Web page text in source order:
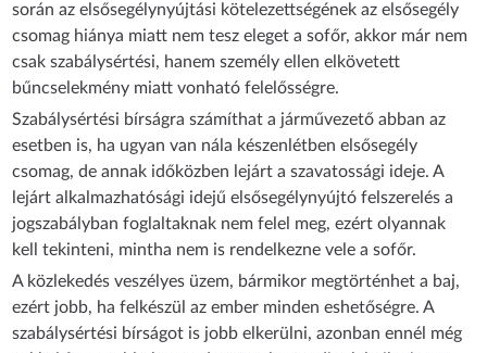
során az elsősegélynyújtási kötelezettségének az elsősegély
csomag hiánya miatt nem tesz eleget a sofőr, akkor már nem
csak szabálysértési, hanem személy ellen elkövetett
bűncselekmény miatt vonható felelősségre.
Szabálysértési bírságra számíthat a járművezető abban az
esetben is, ha ugyan van nála készenlétben elsősegély
csomag, de annak időközben lejárt a szavatossági ideje. A
lejárt alkalmazhatósági idejű elsősegélynyújtó felszerelés a
jogszabályban foglaltaknak nem felel meg, ezért olyannak
kell tekinteni, mintha nem is rendelkezne vele a sofőr.
A közlekedés veszélyes üzem, bármikor megtörténhet a baj,
ezért jobb, ha felkészül az ember minden eshetőségre. A
szabálysértési bírságot is jobb elkerülni, azonban ennél még